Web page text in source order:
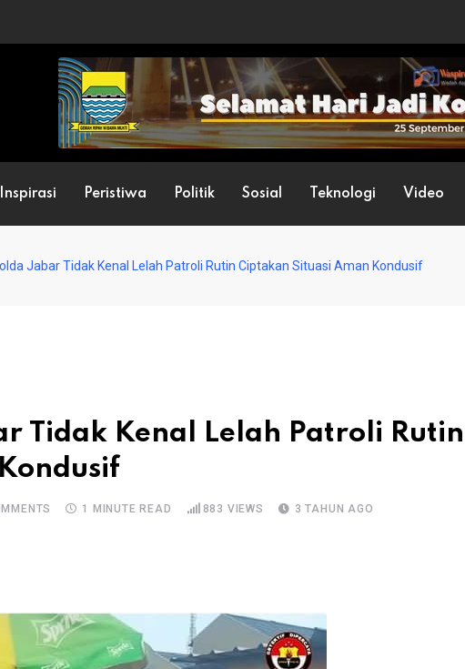
Inspirasi Peristiwa Politik Sosial Teknologi Video
Jabar Tidak Kenal Lelah Patroli Rutin Ciptakan Situasi Aman Kondusif
Tidak Kenal Lelah Patroli Rutin
1 MINUTE READ 883 VIEWS 3 TAHUN AGO